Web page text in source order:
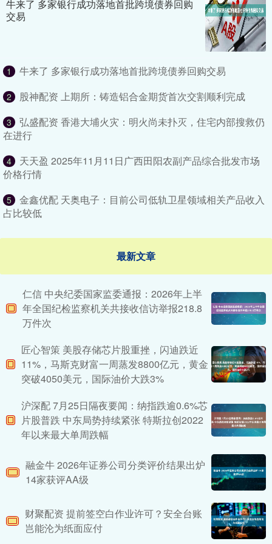
牛来了 多家银行成功落地首批跨境债券回购
交易
1 牛来了 多家银行成功落地首批跨境债券回购交易
2 股神配资 上期所：铸造铝合金期货首次交割顺利完成
3
弘盛配资 香港大埔火灾：明火尚未扑灭，住宅内部搜救仍
在进行
4
天天盈 2025年11月11日广西田阳农副产品综合批发市场
价格行情
5
金鑫优配 天奥电子：目前公司低轨卫星领域相关产品收入
占比较低
最新文章
仁信 中央纪委国家监委通报：2026年上半
年全国纪检监察机关共接收信访举报218.8
万件次
匠心智策 美股存储芯片股重挫，闪迪跌近
11%，马斯克财富一周蒸发8800亿元，黄金
突破4050美元，国际油价大跌3%
沪深配 7月25日隔夜要闻：纳指跌逾0.6%芯
片股普跌 中东局势持续紧张 特斯拉创2022
年以来最大单周跌幅
融金牛 2026年证券公司分类评价结果出炉
14家获评AA级
财聚配资 提前签空白作业许可？安全台账
岂能沦为纸面应付